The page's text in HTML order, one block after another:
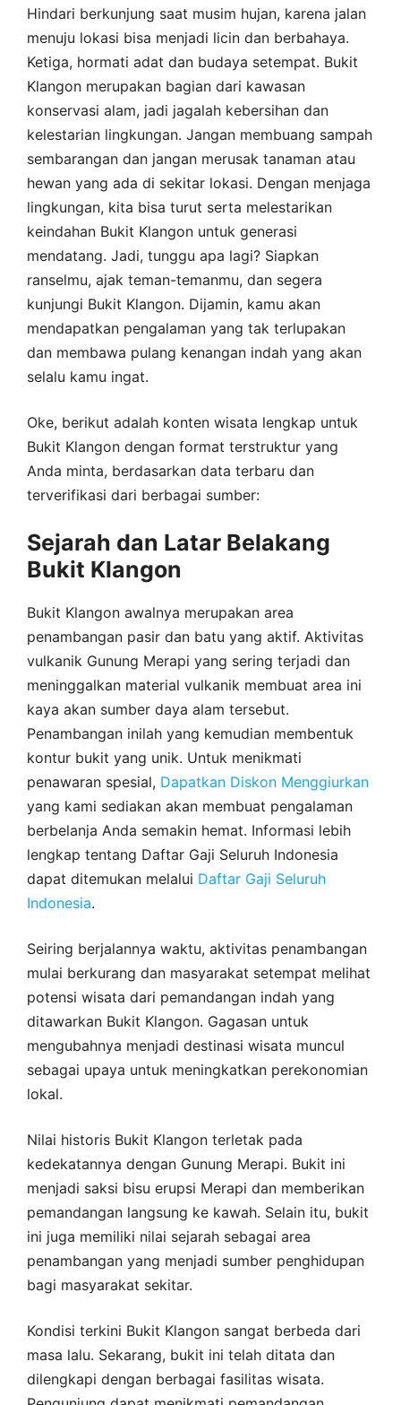
Hindari berkunjung saat musim hujan, karena jalan
menuju lokasi bisa menjadi licin dan berbahaya.
Ketiga, hormati adat dan budaya setempat. Bukit
Klangon merupakan bagian dari kawasan
konservasi alam, jadi jagalah kebersihan dan
kelestarian lingkungan. Jangan membuang sampah
sembarangan dan jangan merusak tanaman atau
hewan yang ada di sekitar lokasi. Dengan menjaga
lingkungan, kita bisa turut serta melestarikan
keindahan Bukit Klangon untuk generasi
mendatang. Jadi, tunggu apa lagi? Siapkan
ranselmu, ajak teman-temanmu, dan segera
kunjungi Bukit Klangon. Dijamin, kamu akan
mendapatkan pengalaman yang tak terlupakan
dan membawa pulang kenangan indah yang akan
selalu kamu ingat.
Oke, berikut adalah konten wisata lengkap untuk
Bukit Klangon dengan format terstruktur yang
Anda minta, berdasarkan data terbaru dan
terverifikasi dari berbagai sumber:
Sejarah dan Latar Belakang
Bukit Klangon
Bukit Klangon awalnya merupakan area
penambangan pasir dan batu yang aktif. Aktivitas
vulkanik Gunung Merapi yang sering terjadi dan
meninggalkan material vulkanik membuat area ini
kaya akan sumber daya alam tersebut.
Penambangan inilah yang kemudian membentuk
kontur bukit yang unik. Untuk menikmati
penawaran spesial, Dapatkan Diskon Menggiurkan
yang kami sediakan akan membuat pengalaman
berbelanja Anda semakin hemat. Informasi lebih
lengkap tentang Daftar Gaji Seluruh Indonesia
dapat ditemukan melalui Daftar Gaji Seluruh
Indonesia.
Seiring berjalannya waktu, aktivitas penambangan
mulai berkurang dan masyarakat setempat melihat
potensi wisata dari pemandangan indah yang
ditawarkan Bukit Klangon. Gagasan untuk
mengubahnya menjadi destinasi wisata muncul
sebagai upaya untuk meningkatkan perekonomian
lokal.
Nilai historis Bukit Klangon terletak pada
kedekatannya dengan Gunung Merapi. Bukit ini
menjadi saksi bisu erupsi Merapi dan memberikan
pemandangan langsung ke kawah. Selain itu, bukit
ini juga memiliki nilai sejarah sebagai area
penambangan yang menjadi sumber penghidupan
bagi masyarakat sekitar.
Kondisi terkini Bukit Klangon sangat berbeda dari
masa lalu. Sekarang, bukit ini telah ditata dan
dilengkapi dengan berbagai fasilitas wisata.